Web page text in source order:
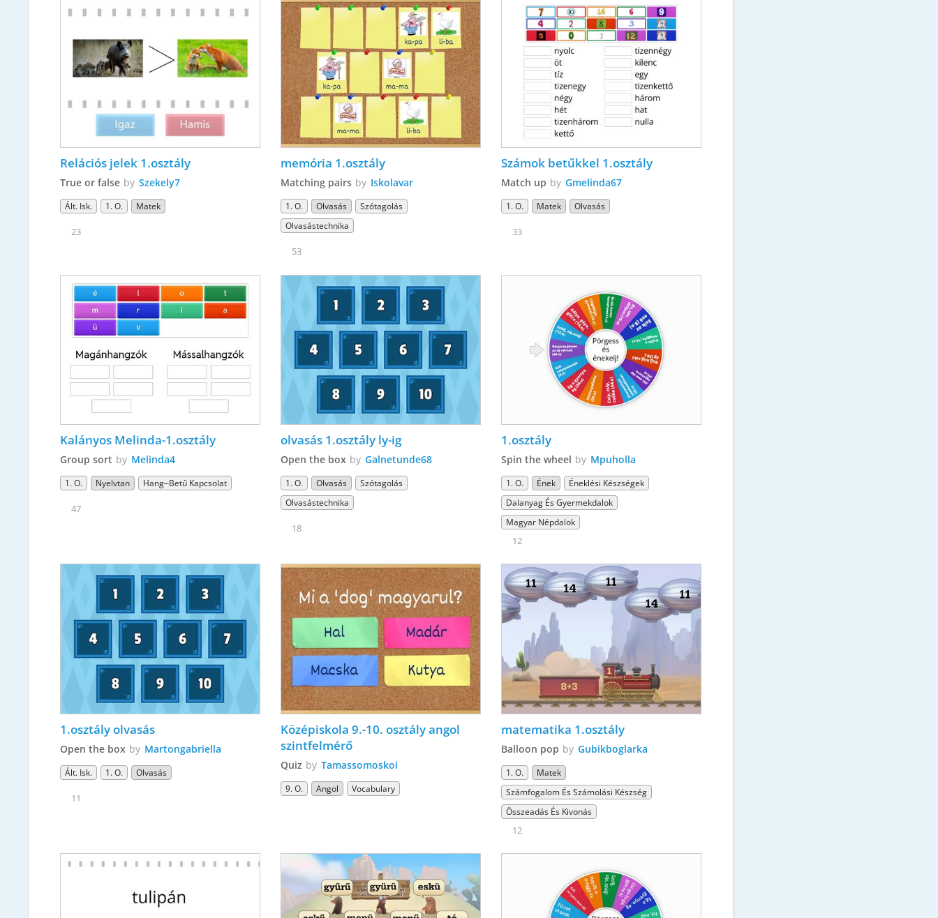
Relációs jelek 1.osztály
True or false by Szekely7
Ált. Isk. 1. O. Matek
23
memória 1.osztály
Matching pairs by Iskolavar
1. O. Olvasás
Szótagolás
Olvasástechnika
53
Számok betűkkel 1.osztály
Match up by Gmelinda67
1. O. Matek Olvasás
33
Kalányos Melinda-1.osztály
Group sort by Melinda4
1. O. Nyelvtan Hang–Betű Kapcsolat
47
olvasás 1.osztály ly-ig
Open the box by Galnetunde68
1. O. Olvasás
Szótagolás
Olvasástechnika
18
1.osztály
Spin the wheel by Mpuholla
1. O. Ének
Éneklési Készségek
Dalanyag És Gyermekdalok
Magyar Népdalok
12
1.osztály olvasás
Open the box by Martongabriella
Ált. Isk. 1. O. Olvasás
11
Középiskola 9.-10. osztály angol
szintfelmérő
Quiz by Tamassomoskoi
9. O. Angol Vocabulary
matematika 1.osztály
Balloon pop by Gubikboglarka
1. O.
Matek
Számfogalom És Számolási Készség
Összeadás És Kivonás
12